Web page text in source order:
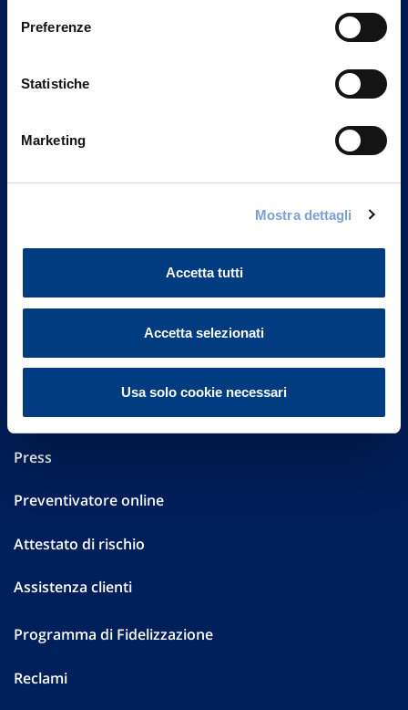
Preferenze
Statistiche
Marketing
Mostra dettagli
Accetta tutti
Accetta selezionati
Usa solo cookie necessari
Vittoria Assicurazioni S.p.A.
Part. IVA 01329510158
Sostenibilità
Performances
Press
Preventivatore online
Attestato di rischio
Assistenza clienti
Programma di Fidelizzazione
Reclami